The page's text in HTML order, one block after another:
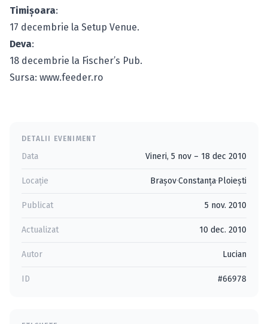
Timişoara:
17 decembrie la Setup Venue.
Deva:
18 decembrie la Fischer’s Pub.
Sursa: www.feeder.ro
DETALII EVENIMENT
Data Vineri, 5 nov – 18 dec 2010
Locație Braşov·Constanţa·Ploieşti
Publicat 5 nov. 2010
Actualizat 10 dec. 2010
Autor Lucian
ID #66978